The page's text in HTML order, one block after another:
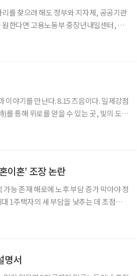
를 찾으려 해도 정부와 지자체, 공공기관
한다면 고용노동부 중장년내일센터, 경
이야기를 만난다. 8.15 즈음이다. 일제강점
를 통해 위로를 얻을 수 있는 곳, 빛의 도시
이혼’ 조장 논란
능 존재 해로에 노후 부담 증가 막아야 정
1주택자의 세 부담을 낮추는 데 초점을
명서